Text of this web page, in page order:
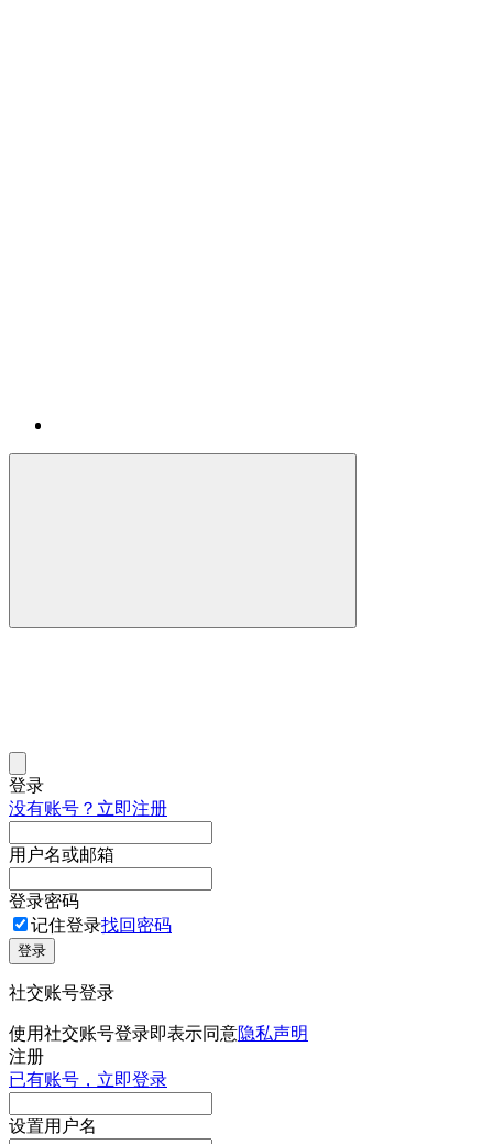
登录
没有账号？立即注册
用户名或邮箱
登录密码
记住登录找回密码
登录
社交账号登录
使用社交账号登录即表示同意隐私声明
注册
已有账号，立即登录
设置用户名